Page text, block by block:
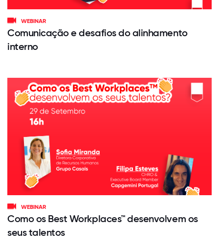
WEBINAR
Comunicação e desafios do alinhamento
interno
WEBINAR
Como os Best Workplaces™ desenvolvem os
seus talentos